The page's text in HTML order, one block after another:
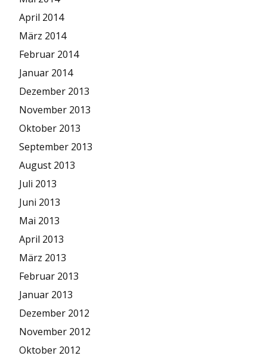
April 2014
März 2014
Februar 2014
Januar 2014
Dezember 2013
November 2013
Oktober 2013
September 2013
August 2013
Juli 2013
Juni 2013
Mai 2013
April 2013
März 2013
Februar 2013
Januar 2013
Dezember 2012
November 2012
Oktober 2012